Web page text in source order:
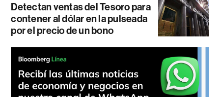
Detectan ventas del Tesoro para
contener al dólar en la pulseada
por el precio de un bono